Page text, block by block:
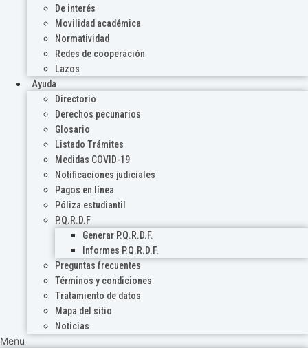
De interés
Movilidad académica
Normatividad
Redes de cooperación
Lazos
Ayuda
Directorio
Derechos pecunarios
Glosario
Listado Trámites
Medidas COVID-19
Notificaciones judiciales
Pagos en línea
Póliza estudiantil
P.Q.R.D.F
Generar P.Q.R.D.F.
Informes P.Q.R.D.F.
Preguntas frecuentes
Términos y condiciones
Tratamiento de datos
Mapa del sitio
Noticias
Menu